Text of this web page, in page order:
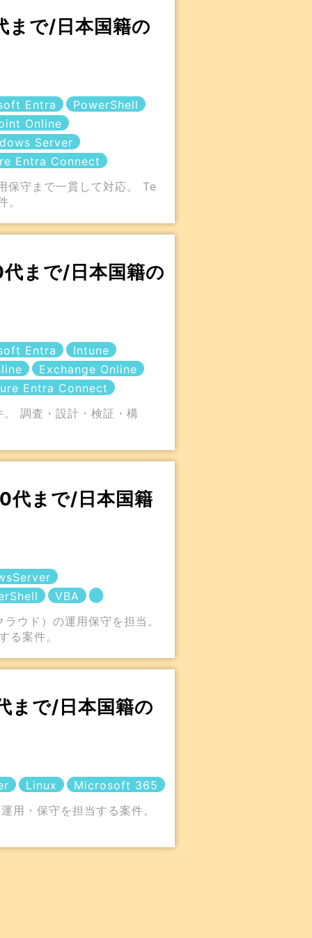
で/日本国籍の
Entra
PowerShell
Online
Server
Entra Connect
守まで一貫して対応。 Te
まで/日本国籍の
Entra
Intune
Exchange Online
Entra Connect
調査・設計・検証・構
代まで/日本国籍
VBA
ウド）の運用保守を担当。
る案件。
まで/日本国籍の
Linux
Microsoft 365
用・保守を担当する案件。